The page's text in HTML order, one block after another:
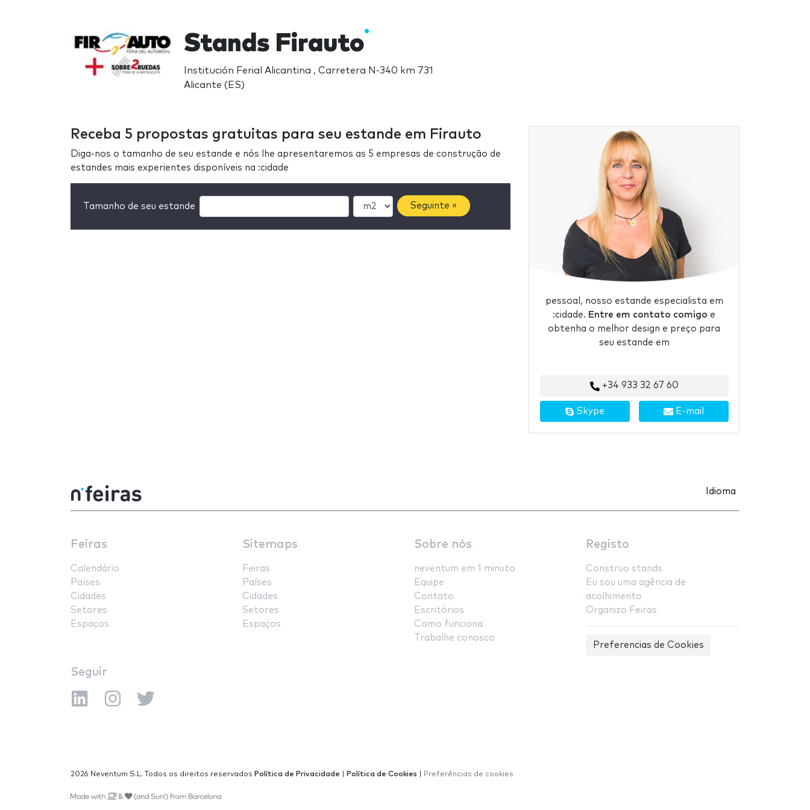
Stands Firauto
Institución Ferial Alicantina , Carretera N-340 km 731
Alicante (ES)
Receba 5 propostas gratuitas para seu estande em Firauto
Diga-nos o tamanho de seu estande e nós lhe apresentaremos as 5 empresas de construção de
estandes mais experientes disponíveis na :cidade
Tamanho de seu estande Seguinte »
pessoal, nosso estande especialista em
:cidade. Entre em contato comigo e
obtenha o melhor design e preço para
seu estande em
+34 933 32 67 60
Skype E-mail
Idioma
Feiras
Calendário
Países
Cidades
Setores
Espaços
Sitemaps
Feiras
Países
Cidades
Setores
Espaços
Sobre nós
neventum em 1 minuto
Equipe
Contato
Escritórios
Como funciona
Trabalhe conosco
Registo
Construo stands
Eu sou uma agência de
acolhimento
Organizo Feiras
Preferencias de Cookies
Seguir
2026 Neventum S.L. Todos os direitos reservados Política de Privacidade Política de Cookies Preferências de cookies